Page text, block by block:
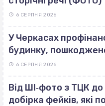
6 СЕРПНЯ 2026
У Черкасах
будинку,
6 СЕРПНЯ 2026
Від ШІ‐фото з ТЦК
добірка фейків, які